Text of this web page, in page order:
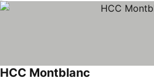
HCC Montblanc